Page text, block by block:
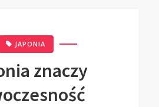
JAPONIA
znaczy